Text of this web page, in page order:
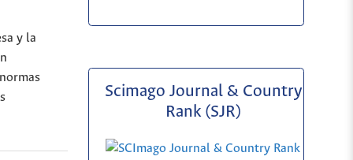
y la
Scimago Journal & Country
Rank (SJR)